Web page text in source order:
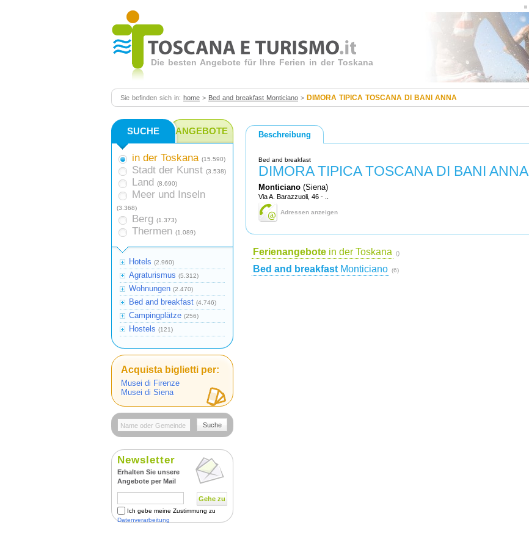
Die besten Angebote für Ihre Ferien in der Toskana
Sie befinden sich in: home > Bed and breakfast Monticiano > DIMORA TIPICA TOSCANA DI BANI ANNA
Beschreibung
Bed and breakfast
DIMORA TIPICA TOSCANA DI BANI ANNA
Monticiano (Siena)
Via A. Barazzuoli, 46 - ..
Adressen anzeigen
Ferienangebote in der Toskana ()
Bed and breakfast Monticiano (6)
SUCHE ANGEBOTE
in der Toskana (15.590)
Stadt der Kunst (3.538)
Land (8.690)
Meer und Inseln
(3.368)
Berg (1.373)
Thermen (1.089)
Hotels (2.960)
Agraturismus (5.312)
Wohnungen (2.470)
Bed and breakfast (4.746)
Campingplätze (256)
Hostels (121)
Acquista biglietti per:
Musei di Firenze
Musei di Siena
Suche
Newsletter
Erhalten Sie unsere
Angebote per Mail
Gehe zu
Ich gebe meine Zustimmung zu
Datenverarbeitung